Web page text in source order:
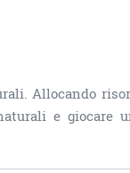
Allocando
e giocare